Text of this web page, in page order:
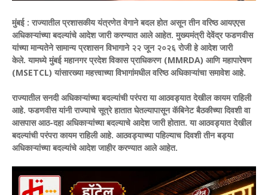
मुंबई : राज्यातील प्रशासकीय यंत्रणेत वेगाने बदल होत असून तीन वरिष्ठ आयएएस
अधिकाऱ्यांच्या बदल्यांचे आदेश जारी करण्यात आले आहेत. मुख्यमंत्री देवेंद्र फडणवीस
यांच्या मान्यतेने सामान्य प्रशासन विभागाने २२ जून २०२६ रोजी हे आदेश जारी
केले. यामध्ये मुंबई महानगर प्रदेश विकास प्राधिकरण (MMRDA) आणि महापारेषण
(MSETCL) यांसारख्या महत्त्वाच्या विभागांमधील वरिष्ठ अधिकाऱ्यांचा समावेश आहे.
राज्यातील सनदी अधिकाऱ्यांच्या बदल्यांची परंपरा या आठवड्यात देखील कायम राहिली
आहे. फडणवीस यांनी राज्याचे सूत्रे हातात घेतल्यापासून कॅबिनेट बैठकीच्या दिवशी वा
आसपास आठ-दहा अधिकाऱ्यांच्या बदल्याचे आदेश जारी होतात. या आठवड्यात देखील
बदल्यांची परंपरा कायम राहिली आहे. आठवड्याच्या पहिल्याच दिवशी तीन बड्या
अधिकाऱ्यांच्या बदल्यांचे आदेश जाहीर करण्यात आले आहेत.